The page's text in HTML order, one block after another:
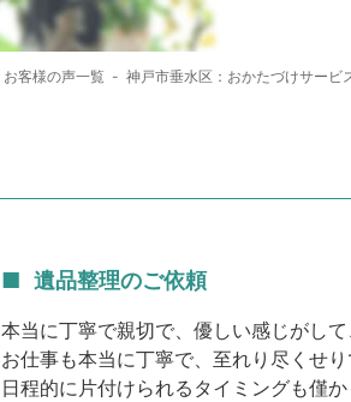
お客様の声一覧 神戸市垂水区：おかたづけサービ
遺品整理のご依頼
本当に丁寧で親切で、優しい感じがして
お仕事も本当に丁寧で、至れり尽くせり
日程的に片付けられるタイミングも僅